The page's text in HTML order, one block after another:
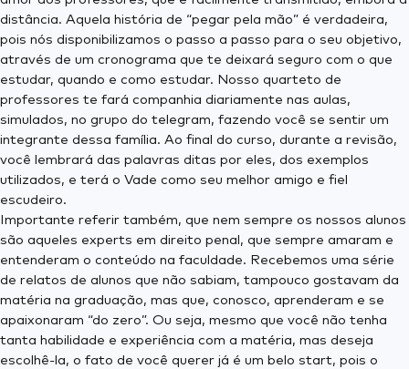
distância. Aquela história de “pegar pela mão” é verdadeira,
pois nós disponibilizamos o passo a passo para o seu objetivo,
através de um cronograma que te deixará seguro com o que
estudar, quando e como estudar. Nosso quarteto de
professores te fará companhia diariamente nas aulas,
simulados, no grupo do telegram, fazendo você se sentir um
integrante dessa família. Ao final do curso, durante a revisão,
você lembrará das palavras ditas por eles, dos exemplos
utilizados, e terá o Vade como seu melhor amigo e fiel
escudeiro.
Importante referir também, que nem sempre os nossos alunos
são aqueles experts em direito penal, que sempre amaram e
entenderam o conteúdo na faculdade. Recebemos uma série
de relatos de alunos que não sabiam, tampouco gostavam da
matéria na graduação, mas que, conosco, aprenderam e se
apaixonaram “do zero”. Ou seja, mesmo que você não tenha
tanta habilidade e experiência com a matéria, mas deseja
escolhê-la, o fato de você querer já é um belo start, pois o